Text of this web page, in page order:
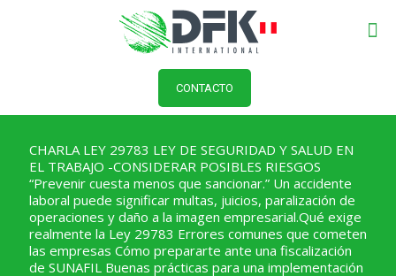
CONTACTO
CHARLA LEY 29783 LEY DE SEGURIDAD Y SALUD EN
EL TRABAJO -CONSIDERAR POSIBLES RIESGOS
“Prevenir cuesta menos que sancionar.” Un accidente
laboral puede significar multas, juicios, paralización de
operaciones y daño a la imagen empresarial.Qué exige
realmente la Ley 29783 Errores comunes que cometen
las empresas Cómo prepararte ante una fiscalización
de SUNAFIL Buenas prácticas para una implementación